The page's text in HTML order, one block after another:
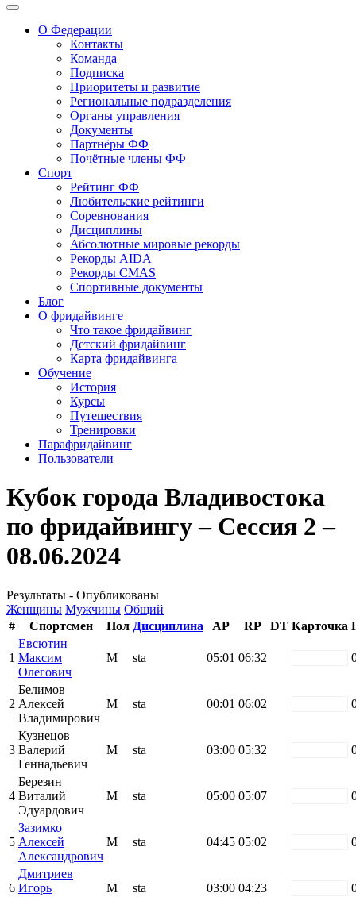
О Федерации
Контакты
Команда
Подписка
Приоритеты и развитие
Региональные подразделения
Органы управления
Документы
Партнёры ФФ
Почётные члены ФФ
Спорт
Рейтинг ФФ
Любительские рейтинги
Соревнования
Дисциплины
Абсолютные мировые рекорды
Рекорды AIDA
Рекорды CMAS
Спортивные документы
Блог
О фридайвинге
Что такое фридайвинг
Детский фридайвинг
Карта фридайвинга
Обучение
История
Курсы
Путешествия
Тренировки
Парафридайвинг
Пользователи
Кубок города Владивостока
по фридайвингу – Сессия 2 –
08.06.2024
Результаты - Опубликованы
Женщины Мужчины Общий
#
Спортсмен Пол Дисциплина AP RP DT Карточка
1
Евсютин
Максим
Олегович
М sta 05:01 06:32
2
Белимов
Алексей
Владимирович
М sta 00:01 06:02
3
Кузнецов
Валерий
Геннадьевич
М sta 03:00 05:32
4
Березин
Виталий
Эдуардович
М sta 05:00 05:07
5
Зазимко
Алексей
Александрович
М sta 04:45 05:02
6
Дмитриев
Игорь
М sta 03:00 04:23